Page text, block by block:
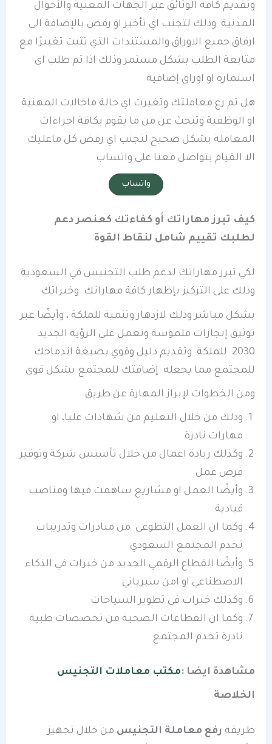
وتقديم كافة الوثائق عبر الجهات المعنية والأحوال
المدنية وذلك لتجنب اي تأخير او رفض بالإضافة الى
ارفاق جميع الاوراق والمستندات الذي تثبت تغييرًا مع
متابعة الطلب بشكل مستمر وذلك اذا تم طلب اي
استمارة او اوراق إضافية
هل تم رع معاملتك وتغيرت اي حالة ماحالات المهنية
او الوظفية وتبحث عن من ما يقوم بكافة اجراءات
المعاملة بشكل صحيح لتجنب اي رفض كل ماعليك
الا القيام بتواصل معنا على واتساب
واتساب
كيف تبرز مهاراتك أو كفاءتك كعنصر دعم
لطلبك تقييم شامل لنقاط القوة
لكي تبرز مهاراتك لدعم طلب التجنيس في السعودية
وذلك على التركيز بإظهار كافة مهاراتك وخبراتك
بشكل مباشر وذلك لازدهار وتنمية للملكة ، وأيضًا عبر
توثيق إنجازات ملموسة وتعمل على الرؤية الجديد
2030 للملكة وتقديم دليل وقوي بصيغة اندماجك
للمجتمع مما يجعله إضافتك للمجتمع بشكل قوي
ومن الخطوات لإبراز المهارة عن طريق
وذلك من خلال التعليم من شهادات عليا، او
مهارات نادرة
وكذلك ريادة اعمال من خلال تأسيس شركة وتوفير
فرص عمل
وأيضًا العمل او مشاريع ساهمت فيها ومناصب
قيادية
وكما ان العمل التطوعي من مبادرات وتدريبات
تخدم المجتمع السعودي
وأيضًا القطاع الرقمي الجديد من خبرات في الذكاء
الاصطناعي او امن سبرياني
وكذلك خبرات في تطوير السياحات
وكما ان القطاعات الصحية من تخصصات طبية
نادرة تخدم المجتمع
مشاهدة ايضا :مكتب معاملات التجنيس
الخلاصة
طريقة رفع معاملة التجنيس من خلال تجهيز